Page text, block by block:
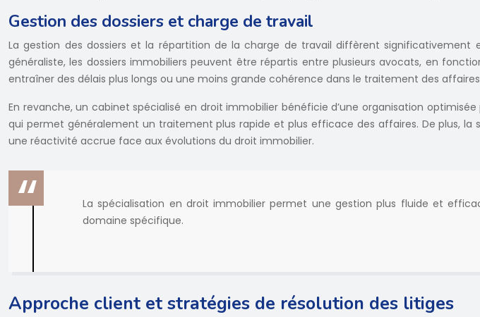
Gestion des dossiers et charge de travail
La gestion des dossiers et la répartition de la charge de travail diffèrent
généraliste, les dossiers immobiliers peuvent être répartis entre plusieurs avocats, en
entraîner des délais plus longs ou une moins grande cohérence dans le traitement des
En revanche, un cabinet spécialisé en droit immobilier bénéficie d’une organisation
qui permet généralement un traitement plus rapide et plus efficace des affaires. De plus,
une réactivité accrue face aux évolutions du droit immobilier.
La spécialisation en droit immobilier permet une gestion plus fluide et
domaine spécifique.
Approche client et stratégies de résolution des litiges